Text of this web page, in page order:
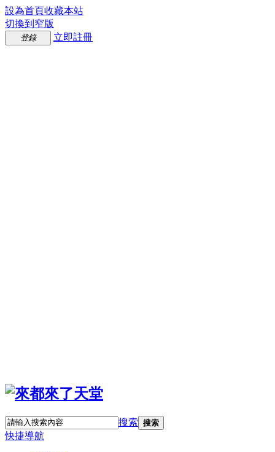
設為首頁收藏本站
切換到窄版
登錄 立即註冊
搜索 搜索
快捷導航